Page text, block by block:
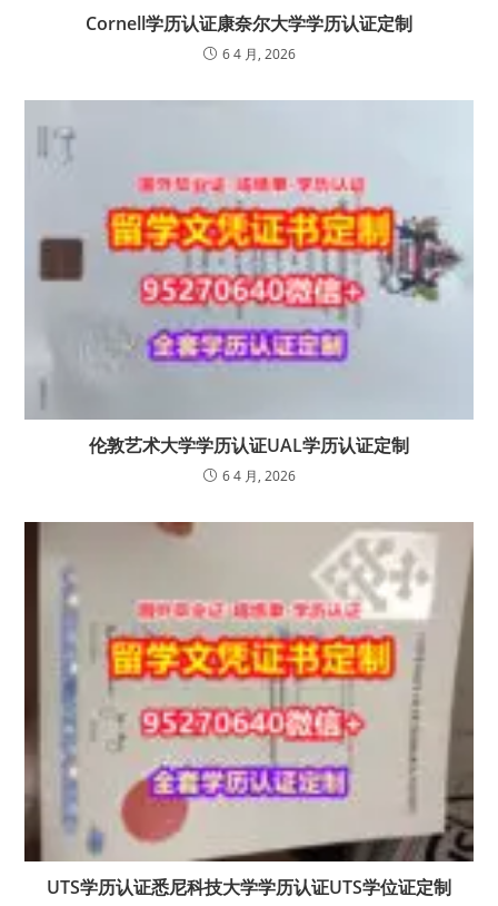
Cornell学历认证康奈尔大学学历认证定制
6 4 月, 2026
伦敦艺术大学学历认证UAL学历认证定制
6 4 月, 2026
UTS学历认证悉尼科技大学学历认证UTS学位证定制